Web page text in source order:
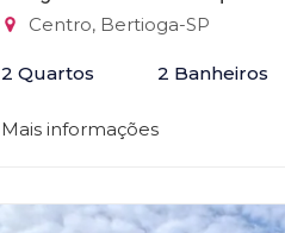
Centro, Bertioga-SP
2 Quartos 2 Banheiros
Mais informações